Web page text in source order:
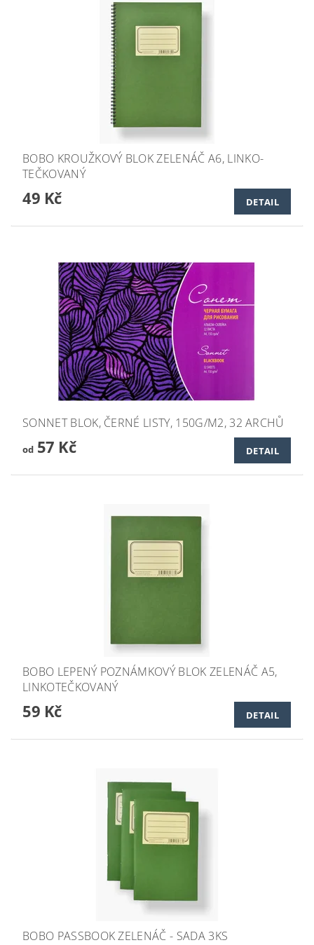
BOBO KROUŽKOVÝ BLOK ZELENÁČ A6, LINKO-
TEČKOVANÝ
49 Kč DETAIL
SONNET BLOK, ČERNÉ LISTY, 150G/M2, 32 ARCHŮ
od57 Kč DETAIL
BOBO LEPENÝ POZNÁMKOVÝ BLOK ZELENÁČ A5,
LINKOTEČKOVANÝ
59 Kč DETAIL
BOBO PASSBOOK ZELENÁČ - SADA 3KS